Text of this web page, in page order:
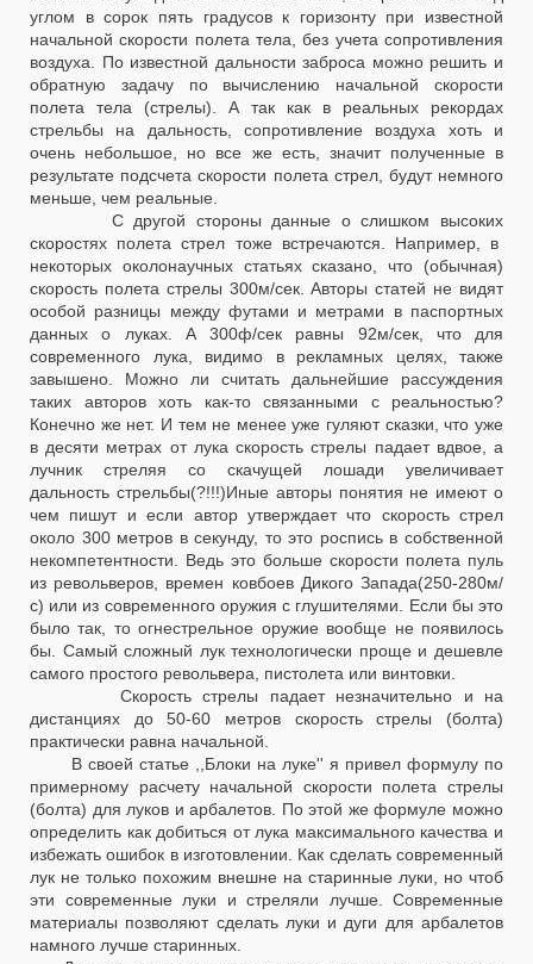
углом в сорок пять градусов к горизонту при известной
начальной скорости полета тела, без учета сопротивления
воздуха. По известной дальности заброса можно решить и
обратную задачу по вычислению начальной скорости
полета тела (стрелы). А так как в реальных рекордах
стрельбы на дальность, сопротивление воздуха хоть и
очень небольшое, но все же есть, значит полученные в
результате подсчета скорости полета стрел, будут немного
меньше, чем реальные.
С другой стороны данные о слишком высоких
скоростях полета стрел тоже встречаются. Например, в
некоторых околонаучных статьях сказано, что (обычная)
скорость полета стрелы 300м/сек. Авторы статей не видят
особой разницы между футами и метрами в паспортных
данных о луках. А 300ф/сек равны 92м/сек, что для
современного лука, видимо в рекламных целях, также
завышено. Можно ли считать дальнейшие рассуждения
таких авторов хоть как-то связанными с реальностью?
Конечно же нет. И тем не менее уже гуляют сказки, что уже
в десяти метрах от лука скорость стрелы падает вдвое, а
лучник стреляя со скачущей лошади увеличивает
дальность стрельбы(?!!!)Иные авторы понятия не имеют о
чем пишут и если автор утверждает что скорость стрел
около 300 метров в секунду, то это роспись в собственной
некомпетентности. Ведь это больше скорости полета пуль
из револьверов, времен ковбоев Дикого Запада(250-280м/
с) или из современного оружия с глушителями. Если бы это
было так, то огнестрельное оружие вообще не появилось
бы. Самый сложный лук технологически проще и дешевле
самого простого револьвера, пистолета или винтовки.
Скорость стрелы падает незначительно и на
дистанциях до 50-60 метров скорость стрелы (болта)
практически равна начальной.
В своей статье ,,Блоки на луке'' я привел формулу по
примерному расчету начальной скорости полета стрелы
(болта) для луков и арбалетов. По этой же формуле можно
определить как добиться от лука максимального качества и
избежать ошибок в изготовлении. Как сделать современный
лук не только похожим внешне на старинные луки, но чтоб
эти современные луки и стреляли лучше. Современные
материалы позволяют сделать луки и дуги для арбалетов
намного лучше старинных.